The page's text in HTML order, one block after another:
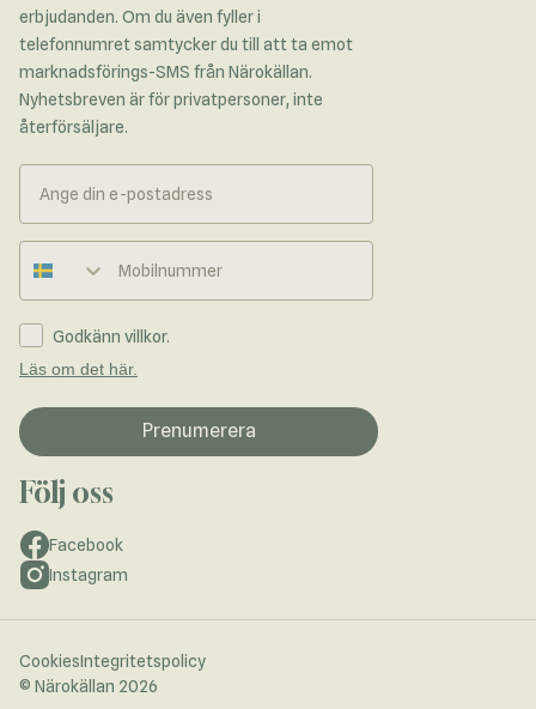
erbjudanden. Om du även fyller i
telefonnumret samtycker du till att ta emot
marknadsförings-SMS från Närokällan.
Nyhetsbreven är för privatpersoner, inte
återförsäljare.
Telefonnummer
Godkänn villkor.
Läs om det här.
Prenumerera
Följ oss
Facebook
Instagram
CookiesIntegritetspolicy
© Närokällan 2026